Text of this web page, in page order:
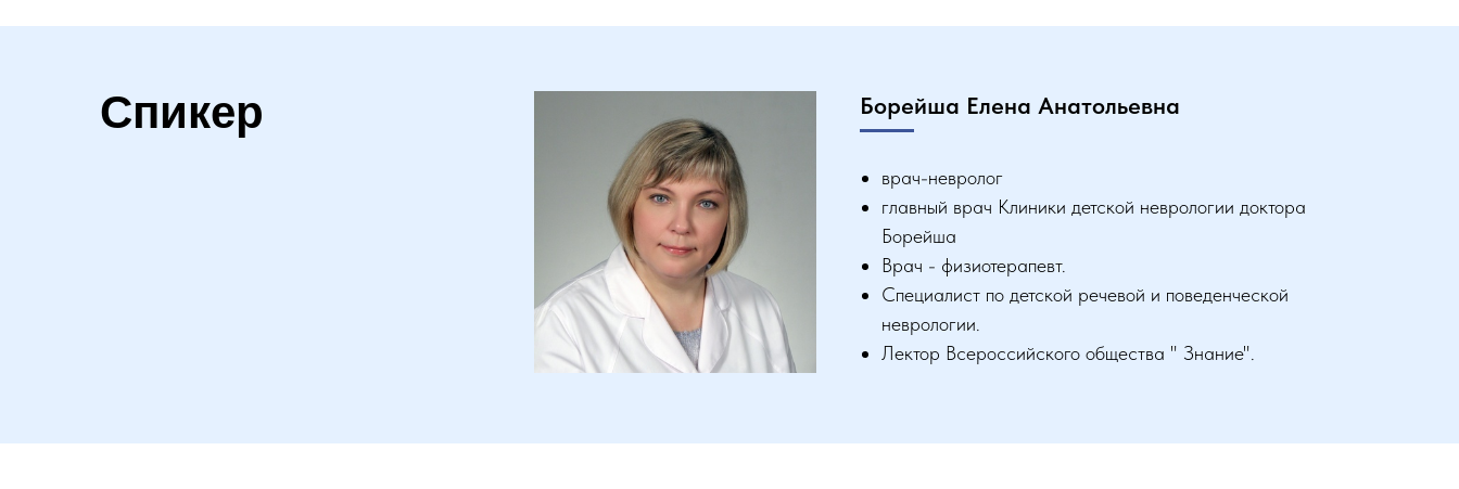
Спикер Борейша Елена Анатольевна
врач-невролог
главный врач Клиники детской неврологии доктора
Борейша
Врач - физиотерапевт.
Специалист по детской речевой и поведенческой
неврологии.
Лектор Всероссийского общества " Знание".